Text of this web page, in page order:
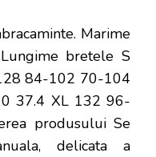
Marime
bretele S
84-102 70-104
37.4 XL 132 96-
produsului Se
delicata a